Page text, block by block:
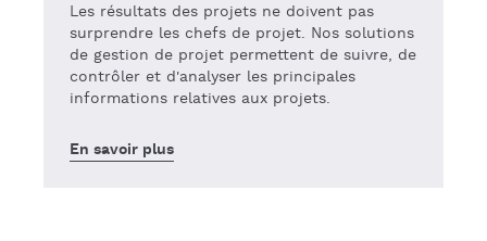
Les résultats des projets ne doivent pas
surprendre les chefs de projet. Nos solutions
de gestion de projet permettent de suivre, de
contrôler et d'analyser les principales
informations relatives aux projets.
En savoir plus